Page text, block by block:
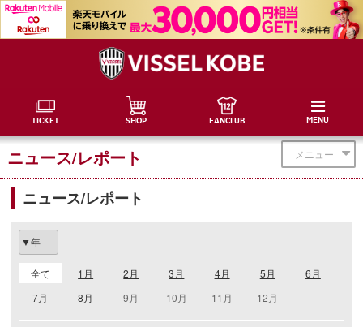
TICKET SHOP FANCLUB MENU
メニュー
ニュース/レポート
ニュース/レポート
全て 1月 2月 3月 4月 5月
6月
7月
8月 9月 10月 11月 12月